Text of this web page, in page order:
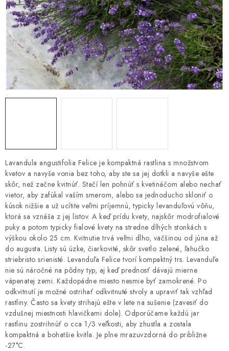
CHÉMIA
KVETINÁČE
DEKORÁCIE
Podmienky ochrany osobných údajov
Lavandula angustifolia Felice je kompaktná rastlina s množstvom
kvetov a navyše vonia bez toho, aby ste sa jej dotkli a navyše ešte
skôr, než začne kvitnúť. Stačí len pohnúť s kvetináčom alebo nechať
vietor, aby zafúkal vaším smerom, alebo sa jednoducho skloniť o
kúsok nižšie a už ucítite veľmi príjemnú, typicky levanduľovú vôňu,
ktorá sa vznáša z jej listov. A keď prídu kvety, najskôr modrofialové
puky a potom typicky fialové kvety na stredne dlhých stonkách s
výškou okolo 25 cm. Kvitnutie trvá veľmi dlho, väčšinou od júna až
do augusta. Listy sú úzke, čiarkovité, skôr svetlo zelené, ľahučko
striebristo srienisté. Levanduľa Felice tvorí kompaktný trs. Levanduľe
nie sú náročné na pôdny typ, aj keď prednosť dávajú mierne
vápenatej zemi. Každopádne miesto nesmie byť zamokrené. Po
odkvitnutí je možné ostrihať odkvitnuté stvoly a upraviť tak vzhľad
rastliny. Často sa kvety strihajú ešte v lete na sušenie (zavesiť do
vzdušnej miestnosti hlavičkami dole). Odporúčame každú jar
rastlinu zostrihnúť o cca 1/3 veľkosti, aby zhustla a zostala
kompaktná a bohatšie kvitla. Je plne mrazuvzdorná do približne
-27°C.